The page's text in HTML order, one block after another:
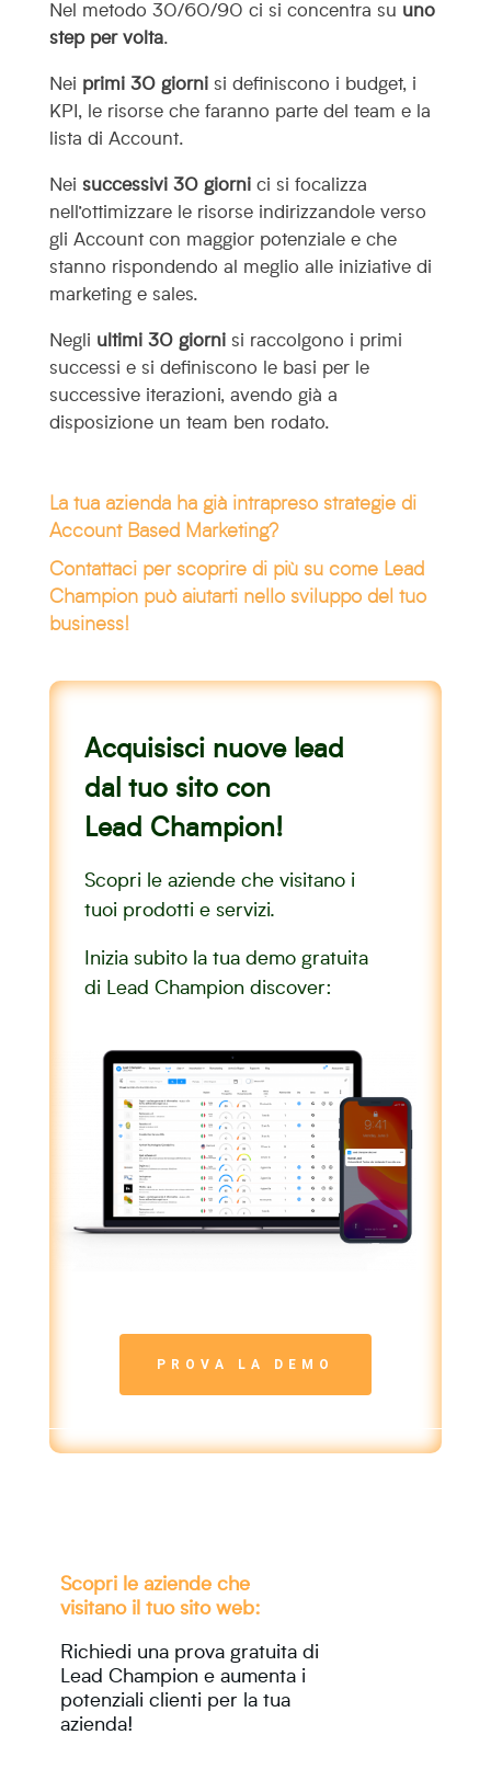
Nel metodo 30/60/90 ci si concentra su uno
step per volta.
Nei primi 30 giornisi definiscono i budget, i
KPI, le risorse che faranno parte del team e la
lista di Account.
Nei successivi 30 giornici si focalizza
nell’ottimizzare le risorse indirizzandole verso
gli Account con maggior potenziale e che
stanno rispondendo al meglio alle iniziative di
marketing e sales.
Negli ultimi 30 giornisi raccolgono i primi
successi e si definiscono le basi per le
successive iterazioni, avendo già a
disposizione un team ben rodato.
La tua azienda ha già intrapreso strategie di
Account Based Marketing?
Contattaci per scoprire di più su come Lead
Champion può aiutarti nello sviluppo del tuo
business!
Acquisisci nuove lead
dal tuo sito con
Lead Champion!
Scopri le aziende che visitano i
tuoi prodotti e servizi.
Inizia subito la tua demo gratuita
di Lead Champion discover:
PROVA LA DEMO
Scopri le aziende che
visitano il tuo sito web:
Richiedi una prova gratuita di
Lead Champion e aumenta i
potenziali clienti per la tua
azienda!